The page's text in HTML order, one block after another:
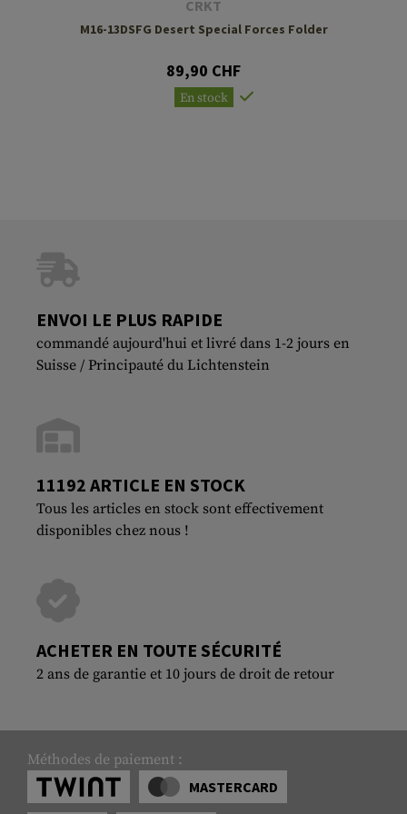
CRKT
M16-13DSFG Desert Special Forces Folder
89,90 CHF
En stock
ENVOI LE PLUS RAPIDE
commandé aujourd'hui et livré dans 1-2 jours en
Suisse / Principauté du Lichtenstein
11192 ARTICLE EN STOCK
Tous les articles en stock sont effectivement
disponibles chez nous !
ACHETER EN TOUTE SÉCURITÉ
2 ans de garantie et 10 jours de droit de retour
Méthodes de paiement :
MASTERCARD